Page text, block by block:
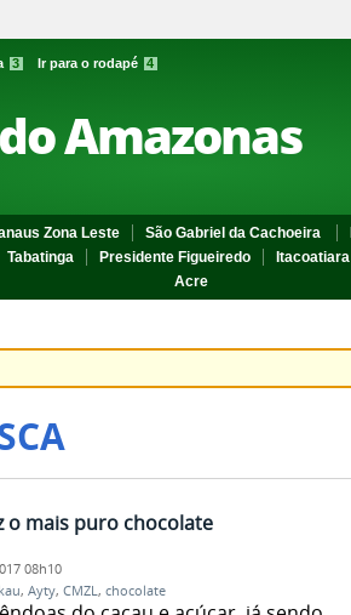
3 Ir para o rodapé 4
Amazonas
Zona Leste São Gabriel da Cachoeira
Tabatinga Presidente Figueiredo Itacoatiara
Acre
o mais puro chocolate
08h10
, Ayty, CMZL, chocolate